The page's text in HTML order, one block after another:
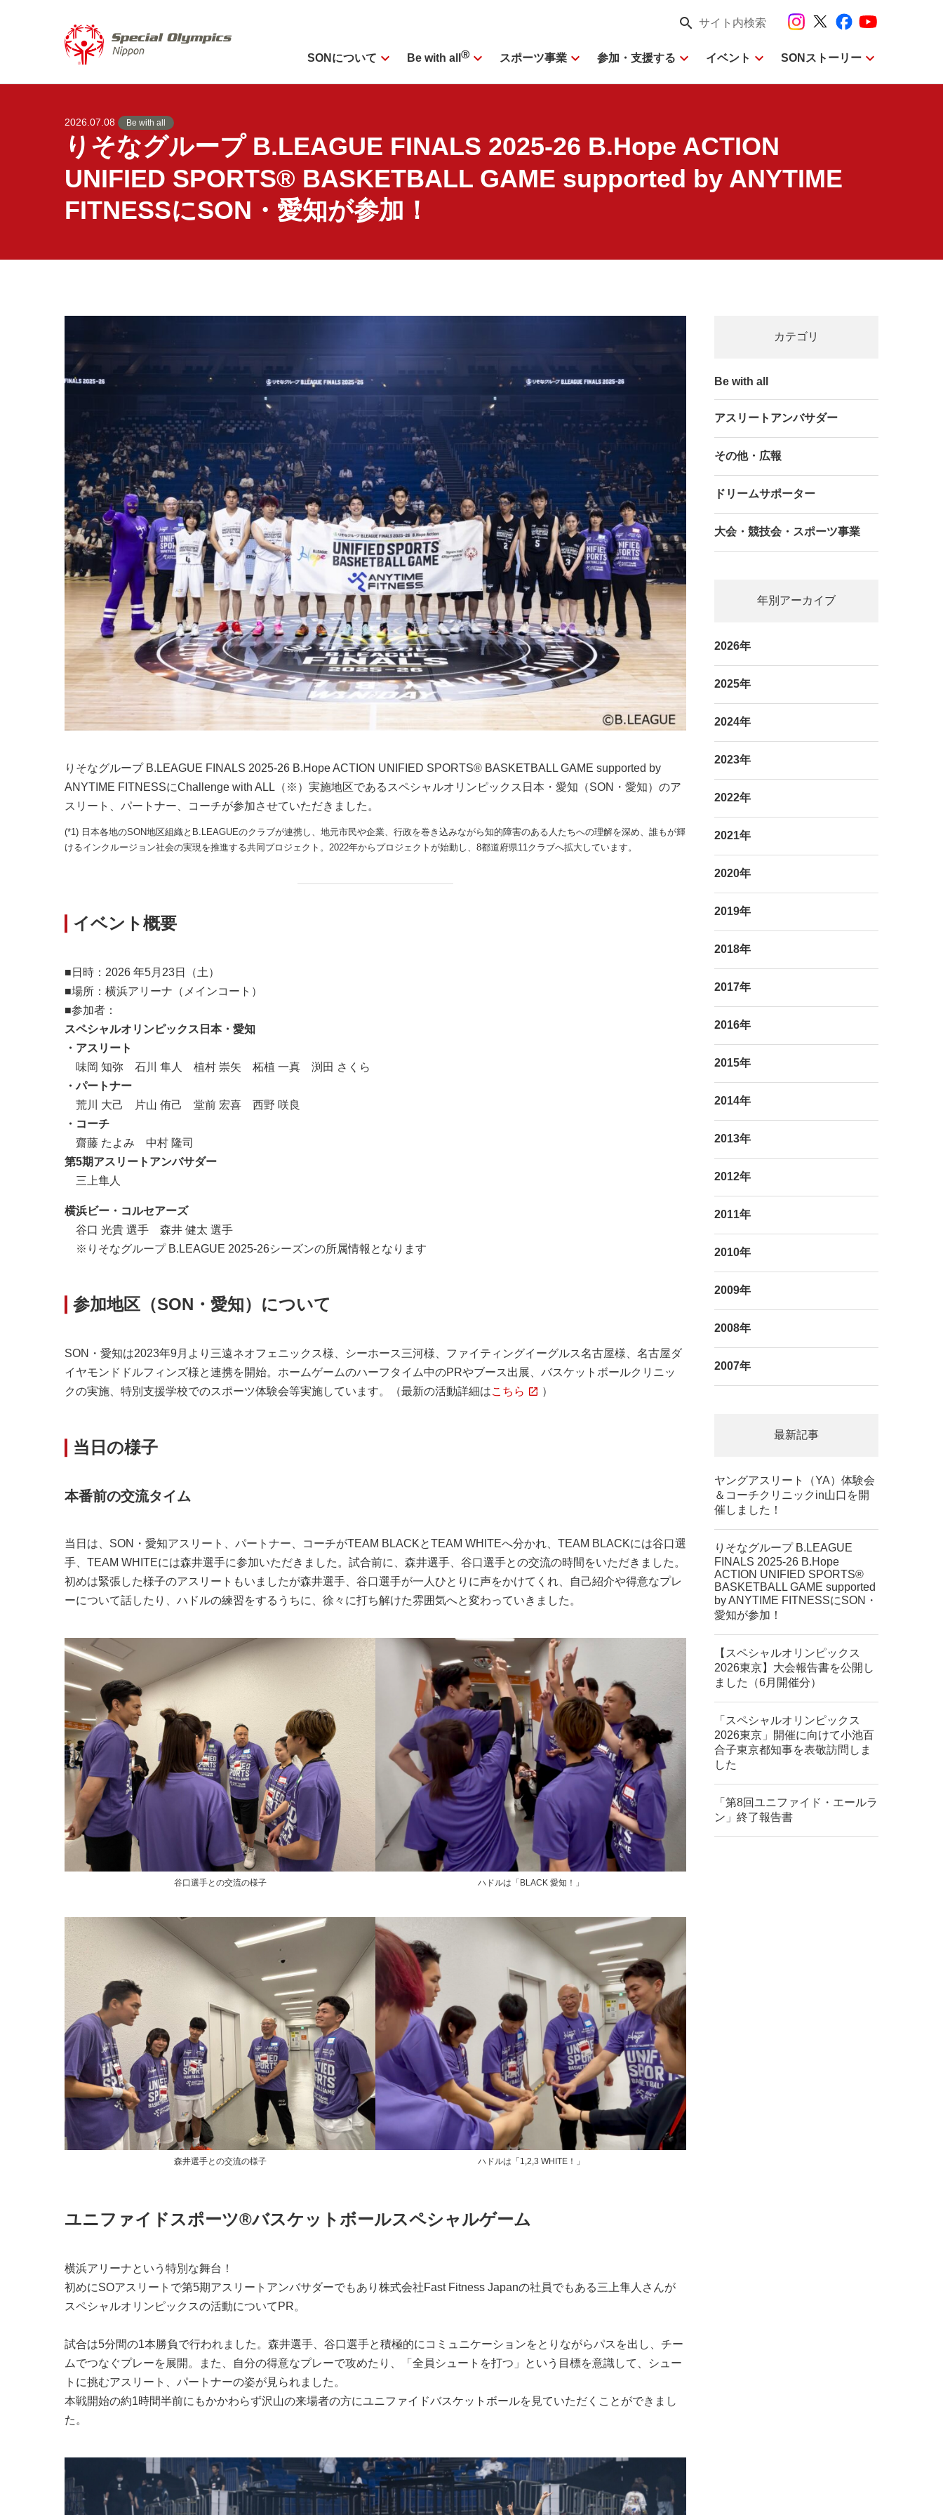
search サイト内検索
SONについて expand_more Be with all Ⓡ expand_more スポーツ事業 expand_more 参加・支援する expand_more イベント expand_more SONストーリー expand_more
2026.07.08 Be with all
りそなグループ B.LEAGUE FINALS 2025-26 B.Hope ACTION
UNIFIED SPORTS®︎ BASKETBALL GAME supported by ANYTIME
FITNESSにSON・愛知が参加！
りそなグループ B.LEAGUE FINALS 2025-26 B.Hope ACTION UNIFIED SPORTS®︎ BASKETBALL GAME supported by
ANYTIME FITNESSにChallenge with ALL（※）実施地区であるスペシャルオリンピックス日本・愛知（SON・愛知）のア
スリート、パートナー、コーチが参加させていただきました。
(*1) 日本各地のSON地区組織とB.LEAGUEのクラブが連携し、地元市民や企業、行政を巻き込みながら知的障害のある人たちへの理解を深め、誰もが輝
けるインクルージョン社会の実現を推進する共同プロジェクト。2022年からプロジェクトが始動し、8都道府県11クラブへ拡大しています。
イベント概要
■日時：2026 年5月23日（土）
■場所：横浜アリーナ（メインコート）
■参加者：
スペシャルオリンピックス日本・愛知
・アスリート
味岡 知弥 石川 隼人 植村 崇矢 柘植 一真 渕田 さくら
・パートナー
荒川 大己 片山 侑己 堂前 宏喜 西野 咲良
・コーチ
齋藤 たよみ 中村 隆司
第5期アスリートアンバサダー
三上隼人
横浜ビー・コルセアーズ
谷口 光貴 選手 森井 健太 選手
※りそなグループ B.LEAGUE 2025-26シーズンの所属情報となります
参加地区（SON・愛知）について
SON・愛知は2023年9月より三遠ネオフェニックス様、シーホース三河様、ファイティングイーグルス名古屋様、名古屋ダ
イヤモンドドルフィンズ様と連携を開始。ホームゲームのハーフタイム中のPRやブース出展、バスケットボールクリニッ
クの実施、特別支援学校でのスポーツ体験会等実施しています。（最新の活動詳細はこちら ）
当日の様子
本番前の交流タイム
当日は、SON・愛知アスリート、パートナー、コーチがTEAM BLACKとTEAM WHITEへ分かれ、TEAM BLACKには谷口選
手、TEAM WHITEには森井選手に参加いただきました。試合前に、森井選手、谷口選手との交流の時間をいただきました。
初めは緊張した様子のアスリートもいましたが森井選手、谷口選手が一人ひとりに声をかけてくれ、自己紹介や得意なプレ
ーについて話したり、ハドルの練習をするうちに、徐々に打ち解けた雰囲気へと変わっていきました。
谷口選手との交流の様子 ハドルは「BLACK 愛知！」
森井選手との交流の様子 ハドルは「1,2,3 WHITE！」
ユニファイドスポーツ®バスケットボールスペシャルゲーム
横浜アリーナという特別な舞台！
初めにSOアスリートで第5期アスリートアンバサダーでもあり株式会社Fast Fitness Japanの社員でもある三上隼人さんが
スペシャルオリンピックスの活動についてPR。
試合は5分間の1本勝負で行われました。森井選手、谷口選手と積極的にコミュニケーションをとりながらパスを出し、チー
ムでつなぐプレーを展開。また、自分の得意なプレーで攻めたり、「全員シュートを打つ」という目標を意識して、シュー
トに挑むアスリート、パートナーの姿が見られました。
本戦開始の約1時間半前にもかかわらず沢山の来場者の方にユニファイドバスケットボールを見ていただくことができまし
た。
カテゴリ
Be with all
アスリートアンバサダー
その他・広報
ドリームサポーター
大会・競技会・スポーツ事業
年別アーカイブ
2026年
2025年
2024年
2023年
2022年
2021年
2020年
2019年
2018年
2017年
2016年
2015年
2014年
2013年
2012年
2011年
2010年
2009年
2008年
2007年
最新記事
ヤングアスリート（YA）体験会
＆コーチクリニックin山口を開
催しました！
りそなグループ B.LEAGUE
FINALS 2025-26 B.Hope
ACTION UNIFIED SPORTS®︎
BASKETBALL GAME supported
by ANYTIME FITNESSにSON・
愛知が参加！
【スペシャルオリンピックス
2026東京】大会報告書を公開し
ました（6月開催分）
「スペシャルオリンピックス
2026東京」開催に向けて小池百
合子東京都知事を表敬訪問しま
した
「第8回ユニファイド・エールラ
ン」終了報告書